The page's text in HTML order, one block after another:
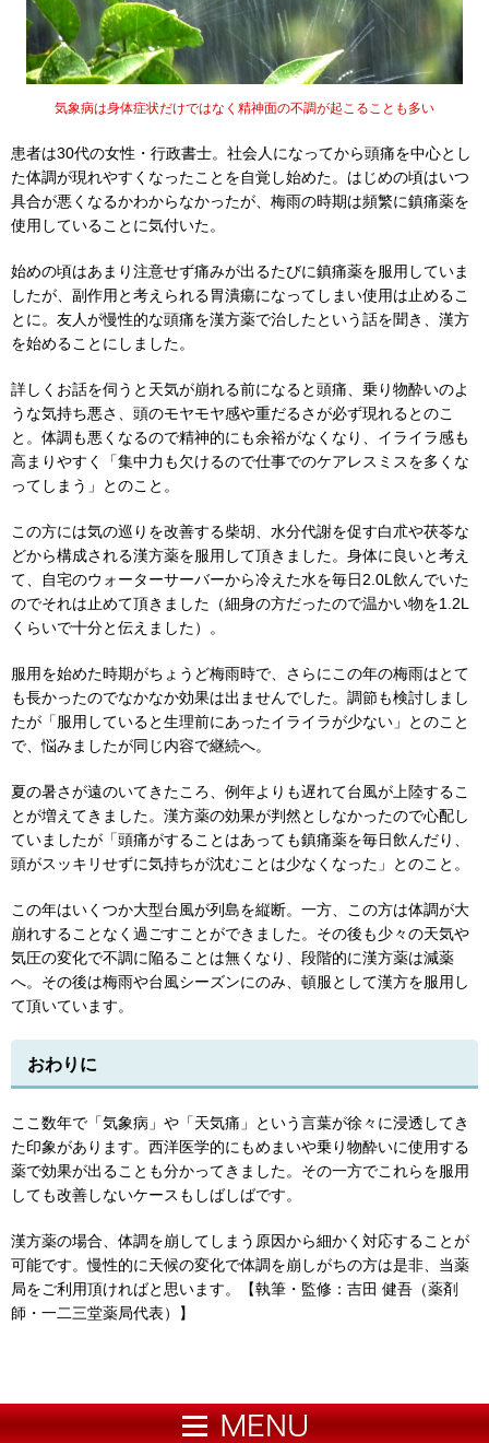
気象病は身体症状だけではなく精神面の不調が起こることも多い
患者は30代の女性・行政書士。社会人になってから頭痛を中心とし
た体調が現れやすくなったことを自覚し始めた。はじめの頃はいつ
具合が悪くなるかわからなかったが、梅雨の時期は頻繁に鎮痛薬を
使用していることに気付いた。
始めの頃はあまり注意せず痛みが出るたびに鎮痛薬を服用していま
したが、副作用と考えられる胃潰瘍になってしまい使用は止めるこ
とに。友人が慢性的な頭痛を漢方薬で治したという話を聞き、漢方
を始めることにしました。
詳しくお話を伺うと天気が崩れる前になると頭痛、乗り物酔いのよ
うな気持ち悪さ、頭のモヤモヤ感や重だるさが必ず現れるとのこ
と。体調も悪くなるので精神的にも余裕がなくなり、イライラ感も
高まりやすく「集中力も欠けるので仕事でのケアレスミスを多くな
ってしまう」とのこと。
この方には気の巡りを改善する柴胡、水分代謝を促す白朮や茯苓な
どから構成される漢方薬を服用して頂きました。身体に良いと考え
て、自宅のウォーターサーバーから冷えた水を毎日2.0L飲んでいた
のでそれは止めて頂きました（細身の方だったので温かい物を1.2L
くらいで十分と伝えました）。
服用を始めた時期がちょうど梅雨時で、さらにこの年の梅雨はとて
も長かったのでなかなか効果は出ませんでした。調節も検討しまし
たが「服用していると生理前にあったイライラが少ない」とのこと
で、悩みましたが同じ内容で継続へ。
夏の暑さが遠のいてきたころ、例年よりも遅れて台風が上陸するこ
とが増えてきました。漢方薬の効果が判然としなかったので心配し
ていましたが「頭痛がすることはあっても鎮痛薬を毎日飲んだり、
頭がスッキリせずに気持ちが沈むことは少なくなった」とのこと。
この年はいくつか大型台風が列島を縦断。一方、この方は体調が大
崩れすることなく過ごすことができました。その後も少々の天気や
気圧の変化で不調に陥ることは無くなり、段階的に漢方薬は減薬
へ。その後は梅雨や台風シーズンにのみ、頓服として漢方を服用し
て頂いています。
おわりに
ここ数年で「気象病」や「天気痛」という言葉が徐々に浸透してき
た印象があります。西洋医学的にもめまいや乗り物酔いに使用する
薬で効果が出ることも分かってきました。その一方でこれらを服用
しても改善しないケースもしばしばです。
漢方薬の場合、体調を崩してしまう原因から細かく対応することが
可能です。慢性的に天候の変化で体調を崩しがちの方は是非、当薬
局をご利用頂ければと思います。【執筆・監修：吉田 健吾（薬剤
師・一二三堂薬局代表）】